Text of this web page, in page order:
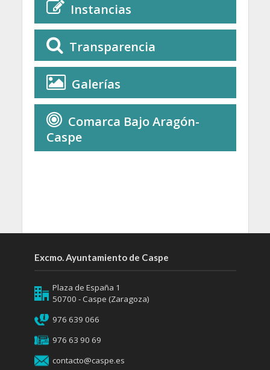
Instancias
Transparencia
Galerías
Comarca Bajo Aragón-
Caspe
Excmo. Ayuntamiento de Caspe
Plaza de España 1
50700 - Caspe (Zaragoza)
976 639 066
976 63 90 69
contacto@caspe.es